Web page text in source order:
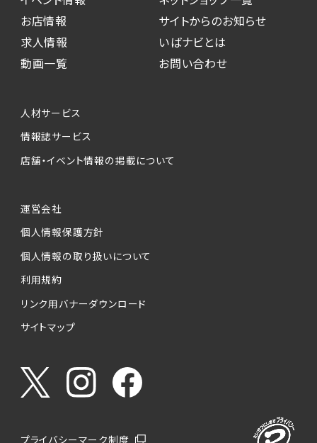
お店情報
求人情報
動画一覧
サイトからのお知らせ
いばナビとは
お問い合わせ
人材サービス
情報誌サービス
店舗・イベント情報の掲載について
運営会社
個人情報保護方針
個人情報の取り扱いについて
利用規約
リンク用バナーダウンロード
サイトマップ
プライバシーマーク制度